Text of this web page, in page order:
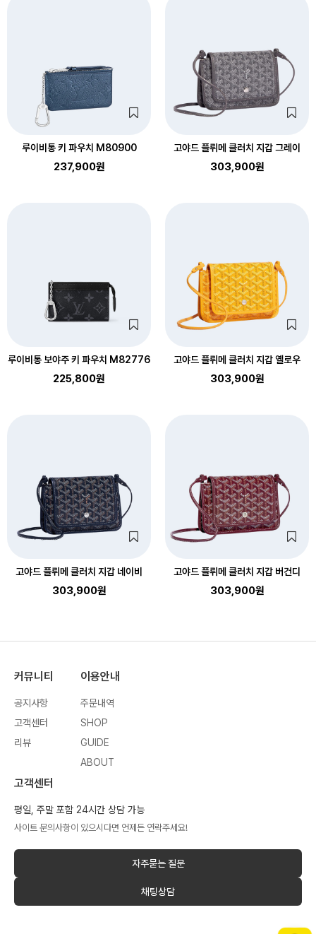
루이비통 키 파우치 M80900
237,900원
고야드 플뤼메 클러치 지갑 그레이
303,900원
루이비통 보야주 키 파우치 M82776
225,800원
고야드 플뤼메 클러치 지갑 옐로우
303,900원
고야드 플뤼메 클러치 지갑 네이비
303,900원
고야드 플뤼메 클러치 지갑 버건디
303,900원
커뮤니티
공지사항
고객센터
리뷰
이용안내
주문내역
SHOP
GUIDE
ABOUT
고객센터
평일, 주말 포함 24시간 상담 가능
사이트 문의사항이 있으시다면 언제든 연락주세요!
자주묻는 질문
채팅상담